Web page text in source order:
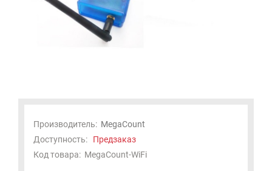
Производитель: MegaCount
Доступность: Предзаказ
Код товара: MegaCount-WiFi